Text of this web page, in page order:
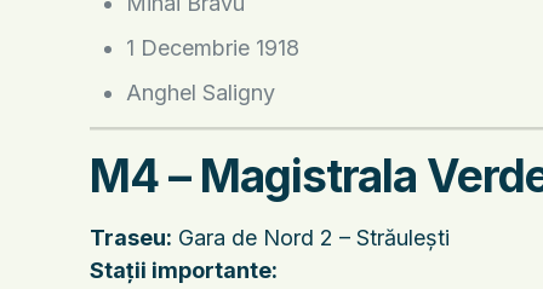
1 Decembrie 1918
Anghel Saligny
M4 – Magistrala
Traseu: Gara de Nord 2 – Străulești
Stații importante: